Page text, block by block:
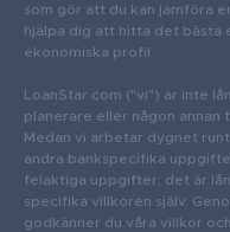
som gör att du kan jämföra
hjälpa dig att hitta det bästa
ekonomiska profil.
LoanStar.com ("vi") är inte
planerare eller någon annan
Medan vi arbetar dygnet
andra bankspecifika
felaktiga uppgifter: det är
specifika villkoren själv.
godkänner du våra villkor